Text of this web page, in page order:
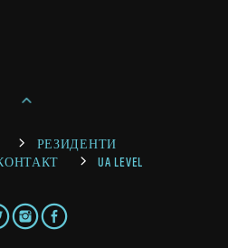
РЕЗИДЕНТИ
UA LEVEL